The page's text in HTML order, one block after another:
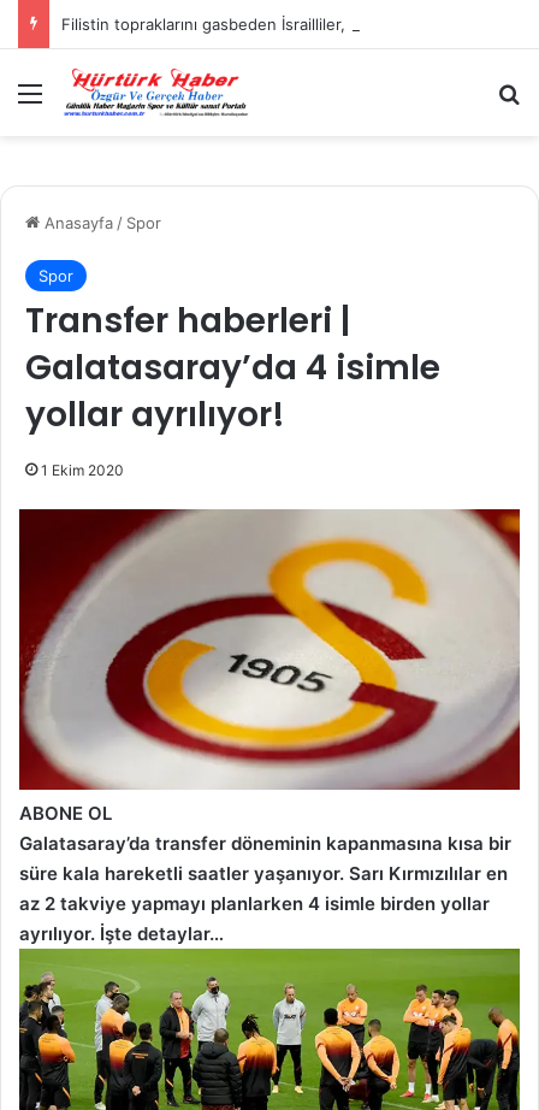
Menü
Anasayfa / Spor
Spor
Transfer haberleri |
Galatasaray’da 4 isimle
yollar ayrılıyor!
1 Ekim 2020
ABONE OL
Galatasaray’da transfer döneminin kapanmasına kısa bir
süre kala hareketli saatler yaşanıyor. Sarı Kırmızılılar en
az 2 takviye yapmayı planlarken 4 isimle birden yollar
ayrılıyor. İşte detaylar…